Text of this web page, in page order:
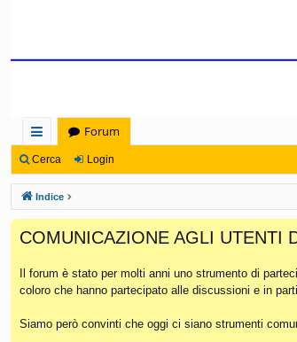
oll
eg
a
m
en
ti
Ra
Forum
Cerca Login
Indice
COMUNICAZIONE AGLI UTENTI
Il forum è stato per molti anni uno strumento di
coloro che hanno partecipato alle discussioni e in
Siamo però convinti che oggi ci siano strumenti